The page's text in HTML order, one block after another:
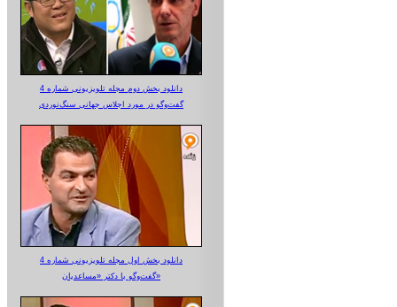
دانلود بخش دوم مجله تلویزیونی شماره 4
گفت‌وگو در مورد اجلاس جهانی سنگ‌نوردی
دانلود بخش اول مجله تلویزیونی شماره 4
گفت‌وگو با دکتر «مساعدیان»